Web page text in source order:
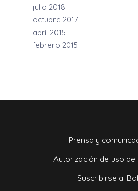
julio 2018
octubre 2017
abril 2015
febrero 2015
Prensa y
Autorización de uso de
Suscribirse al